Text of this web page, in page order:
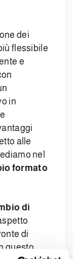
dei
flessibile
e
in
alle
nel
formato
di
di
questo